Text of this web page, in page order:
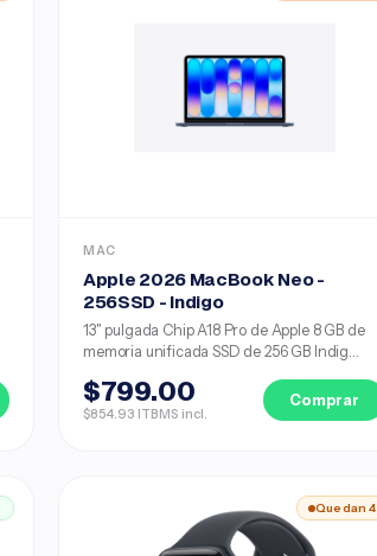
MAC
Apple 2026 MacBook Neo -
256SSD - Indigo
13" pulgada Chip A18 Pro de Apple 8 GB de
memoria unificada SSD de 256 GB Indig...
$799.00
$854.93 ITBMS incl.
Comprar
Quedan 4